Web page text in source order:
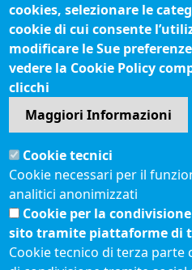
IBAN pagamenti alla CCIAA
Questionari soddisfazione
Seguici su
Sito web
Accesso riservato
Mappa del sito
Redazione
Statistiche di accesso
cookies, selezionare le
cookie di cui consente
modificare le Sue
vedere la Cookie Policy
clicchi
Maggiori Informazioni
Cookie tecnici
Cookie necessari per il
analitici anonimizzati
Cookie per la
sito tramite piattaforme di
Cookie tecnico di terza parte